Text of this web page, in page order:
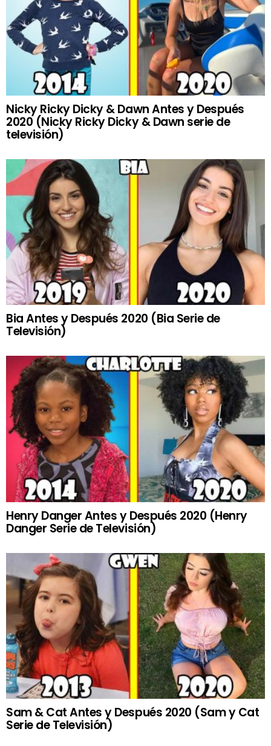
Nicky Ricky Dicky & Dawn Antes y Después
2020 (Nicky Ricky Dicky & Dawn serie de
televisión)
Bia Antes y Después 2020 (Bia Serie de
Televisión)
Henry Danger Antes y Después 2020 (Henry
Danger Serie de Televisión)
Sam & Cat Antes y Después 2020 (Sam y Cat
Serie de Televisión)